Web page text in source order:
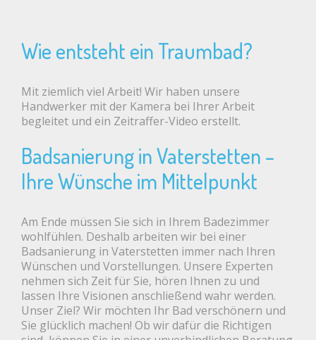
Wie entsteht ein Traumbad?
Mit ziemlich viel Arbeit! Wir haben unsere
Handwerker mit der Kamera bei Ihrer Arbeit
begleitet und ein Zeitraffer-Video erstellt.
Badsanierung in Vaterstetten –
Ihre Wünsche im Mittelpunkt
Am Ende müssen Sie sich in Ihrem Badezimmer
wohlfühlen. Deshalb arbeiten wir bei einer
Badsanierung in Vaterstetten immer nach Ihren
Wünschen und Vorstellungen. Unsere Experten
nehmen sich Zeit für Sie, hören Ihnen zu und
lassen Ihre Visionen anschließend wahr werden.
Unser Ziel? Wir möchten Ihr Bad verschönern und
Sie glücklich machen! Ob wir dafür die Richtigen